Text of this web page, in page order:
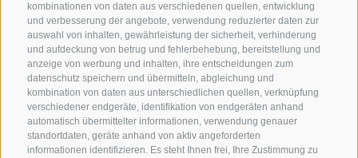
kombinationen von daten aus verschiedenen quellen, entwicklung
und verbesserung der angebote, verwendung reduzierter daten zur
auswahl von inhalten, gewährleistung der sicherheit, verhinderung
und aufdeckung von betrug und fehlerbehebung, bereitstellung und
anzeige von werbung und inhalten, ihre entscheidungen zum
datenschutz speichern und übermitteln, abgleichung und
kombination von daten aus unterschiedlichen quellen, verknüpfung
verschiedener endgeräte, identifikation von endgeräten anhand
automatisch übermittelter informationen, verwendung genauer
standortdaten, geräte anhand von aktiv angeforderten
informationen identifizieren. Es steht Ihnen frei, Ihre Zustimmung zu